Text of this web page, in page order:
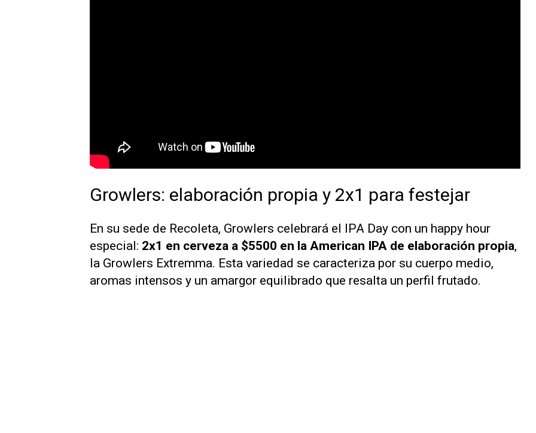
Growlers: elaboración propia y 2x1 para festejar
En su sede de Recoleta, Growlers celebrará el IPA Day con un happy hour
especial: 2x1 en cerveza a $5500 en la American IPA de elaboración propia,
la Growlers Extremma. Esta variedad se caracteriza por su cuerpo medio,
aromas intensos y un amargor equilibrado que resalta un perfil frutado.